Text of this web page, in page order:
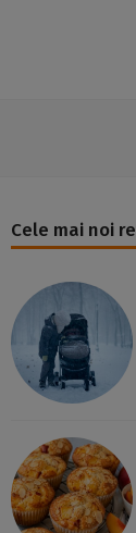
Cele mai noi